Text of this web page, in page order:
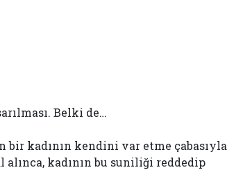
Belki de…
kadının kendini var etme çabasıyla
kadının bu suniliği reddedip